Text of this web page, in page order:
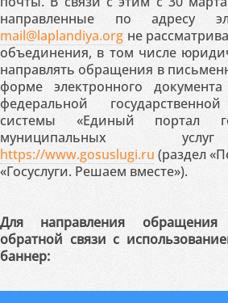
направленные по адресу
mail@laplandiya.org не
объединения, в том числе
направлять обращения в
форме электронного
федеральной
системы «Единый портал
муниципальных
https://www.gosuslugi.ru (раздел
«Госуслуги. Решаем вместе»).
Для направления
обратной связи с
баннер: